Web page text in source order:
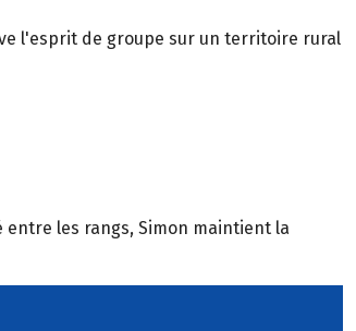
l'esprit de groupe sur un territoire rural
entre les rangs, Simon maintient la